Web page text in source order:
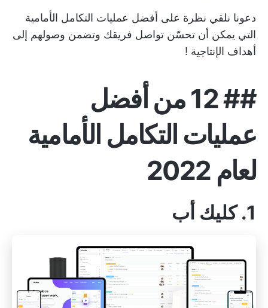
دعونا نلقي نظرة على أفضل عمليات التكامل الأمامية
التي يمكن أن تحسّن تواصل فريقك وتضمن وصولهم إلى
أهداف الإنتاجية !
##
12 من أفضل
عمليات التكامل الأمامية
لعام 2022
1. كليك أب